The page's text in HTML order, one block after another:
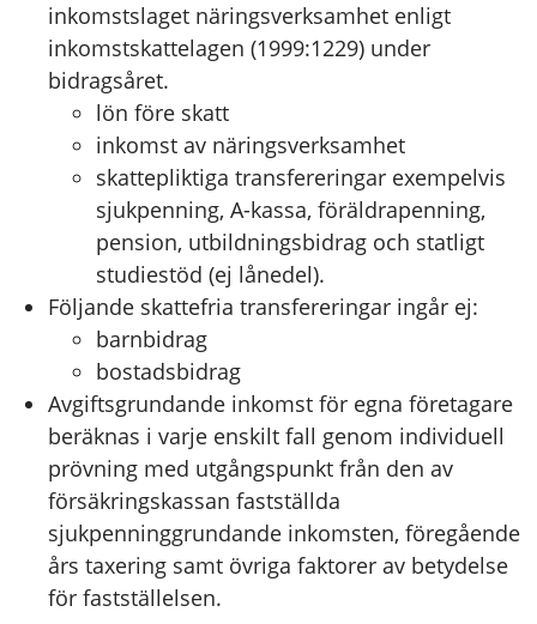
inkomstslaget näringsverksamhet enligt
inkomstskattelagen (1999:1229) under
bidragsåret.
lön före skatt
inkomst av näringsverksamhet
skattepliktiga transfereringar exempelvis
sjukpenning, A-kassa, föräldrapenning,
pension, utbildningsbidrag och statligt
studiestöd (ej lånedel).
Följande skattefria transfereringar ingår ej:
barnbidrag
bostadsbidrag
Avgiftsgrundande inkomst för egna företagare
beräknas i varje enskilt fall genom individuell
prövning med utgångspunkt från den av
försäkringskassan fastställda
sjukpenninggrundande inkomsten, föregående
års taxering samt övriga faktorer av betydelse
för fastställelsen.